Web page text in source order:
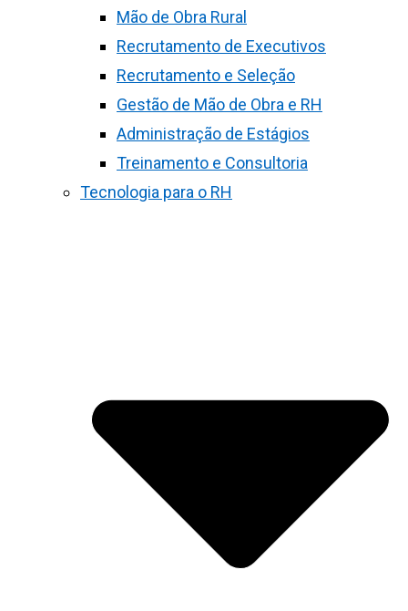
Mão de Obra Rural
Recrutamento de Executivos
Recrutamento e Seleção
Gestão de Mão de Obra e RH
Administração de Estágios
Treinamento e Consultoria
Tecnologia para o RH